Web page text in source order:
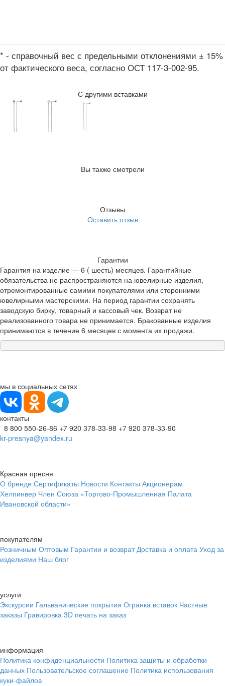
* - справочный вес с предельными отклонениями ± 15%
от фактического веса, согласно ОСТ 117-3-002-95.
С другими вставками
Вы также смотрели
Отзывы
Оставить отзыв
Гарантии
Гарантия на изделие — 6 ( шесть) месяцев. Гарантийные
обязательства не распространяются на ювелирные изделия,
отремонтированные самими покупателями или сторонними
ювелирными мастерскими. На период гарантии сохранять
заводскую бирку, товарный и кассовый чек. Возврат не
реализованного товара не принимается. Бракованные изделия
принимаются в течение 6 месяцев с момента их продажи.
мы в социальных сетях
контакты
8 800 550-26-86 +7 920 378-33-98 +7 920 378-33-90
kr-presnya@yandex.ru
Красная пресня
О бренде Сертификаты Новости Контакты Акционерам
Хелпинвер Член Союза «Торгово-Промышленная Палата
Ивановской области»
покупателям
Розничным Оптовым Гарантии и возврат Доставка и оплата Уход за
изделиями Наш блог
услуги
Экскурсии Гальванические покрытия Огранка вставок Частные
заказы Гравировка 3D печать на заказ
информация
Политика конфиденциальности Политика защиты и обработки
данных Пользовательское соглашение Политика использования
куки-файлов